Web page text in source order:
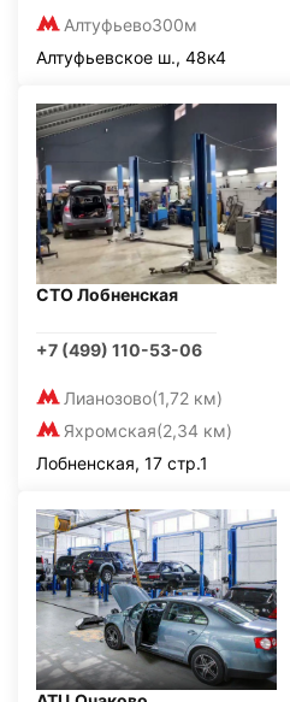
Алтуфьево300м
Алтуфьевское ш., 48к4
СТО Лобненская
+7 (499) 110-53-06
Лианозово(1,72 км)
Яхромская(2,34 км)
Лобненская, 17 стр.1